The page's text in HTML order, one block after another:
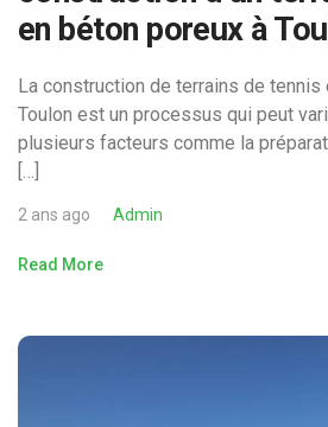
en béton poreux à
La construction de terrains de tennis
Toulon est un processus qui peut
plusieurs facteurs comme la
[…]
2 ans ago Admin
Read More